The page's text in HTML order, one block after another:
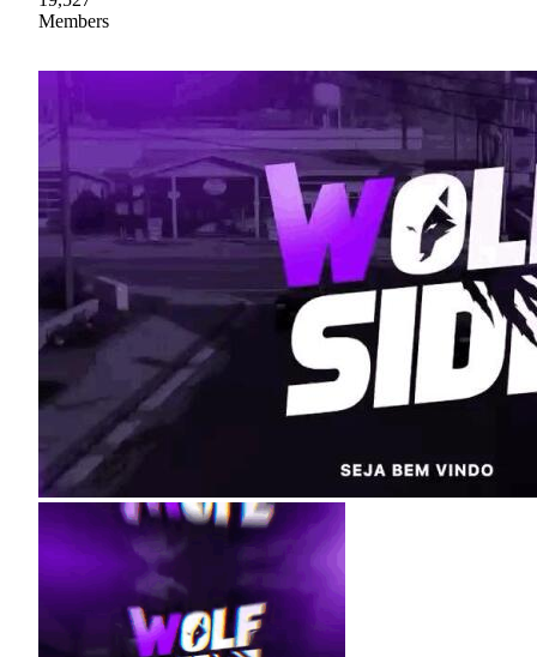
Members